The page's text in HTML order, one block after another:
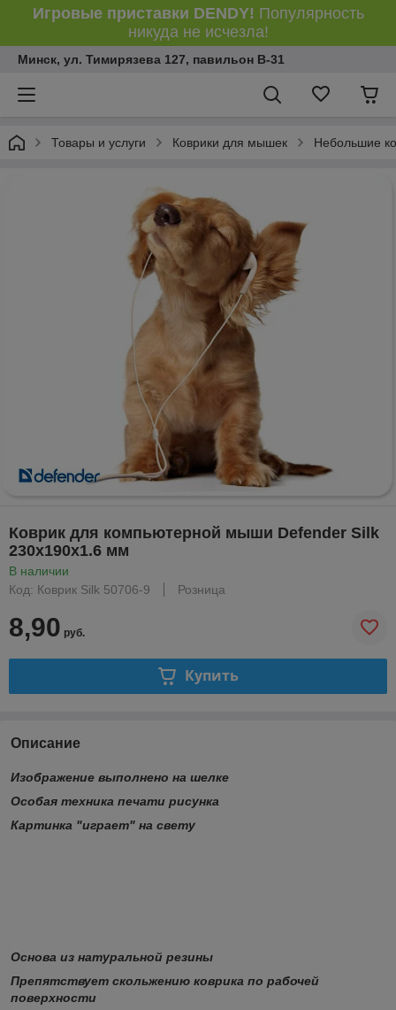
Игровые приставки DENDY! Популярность
никуда не исчезла!
Минск, ул. Тимирязева 127, павильон В-31
Товары и услуги Коврики для мышек Небольшие
Коврик для компьютерной мыши Defender Silk
230x190x1.6 мм
В наличии
Код: Коврик Silk 50706-9
Розница
8,90 руб.
Купить
Описание
Изображение выполнено на шелке
Особая техника печати рисунка
Картинка "играет" на свету
Основа из натуральной резины
Препятствует скольжению коврика по рабочей
поверхности